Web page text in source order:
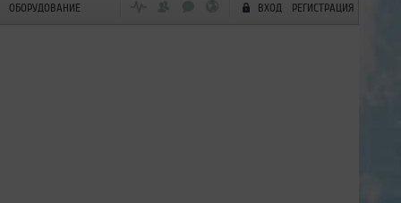
ОБОРУДОВАНИЕ ВХОД РЕГИСТРАЦИЯ